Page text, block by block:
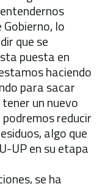
lo
que se
puesta en
haciendo
para sacar
un nuevo
reducir
algo que
UP en su etapa
se ha